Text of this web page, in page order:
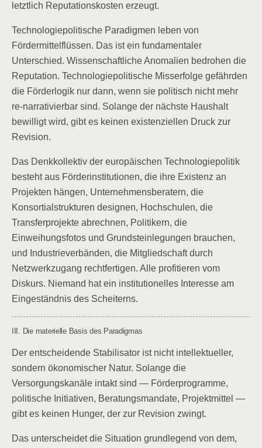
letztlich Reputationskosten erzeugt.
Technologiepolitische Paradigmen leben von
Fördermittelflüssen. Das ist ein fundamentaler
Unterschied. Wissenschaftliche Anomalien bedrohen die
Reputation. Technologiepolitische Misserfolge gefährden
die Förderlogik nur dann, wenn sie politisch nicht mehr
re-narrativierbar sind. Solange der nächste Haushalt
bewilligt wird, gibt es keinen existenziellen Druck zur
Revision.
Das Denkkollektiv der europäischen Technologiepolitik
besteht aus Förderinstitutionen, die ihre Existenz an
Projekten hängen, Unternehmensberatern, die
Konsortialstrukturen designen, Hochschulen, die
Transferprojekte abrechnen, Politikern, die
Einweihungsfotos und Grundsteinlegungen brauchen,
und Industrieverbänden, die Mitgliedschaft durch
Netzwerkzugang rechtfertigen. Alle profitieren vom
Diskurs. Niemand hat ein institutionelles Interesse am
Eingeständnis des Scheiterns.
III. Die materielle Basis des Paradigmas
Der entscheidende Stabilisator ist nicht intellektueller,
sondern ökonomischer Natur. Solange die
Versorgungskanäle intakt sind — Förderprogramme,
politische Initiativen, Beratungsmandate, Projektmittel —
gibt es keinen Hunger, der zur Revision zwingt.
Das unterscheidet die Situation grundlegend von dem,